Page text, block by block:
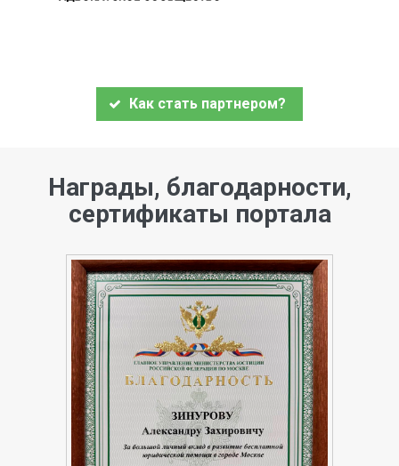
Как стать партнером?
Награды, благодарности,
сертификаты портала